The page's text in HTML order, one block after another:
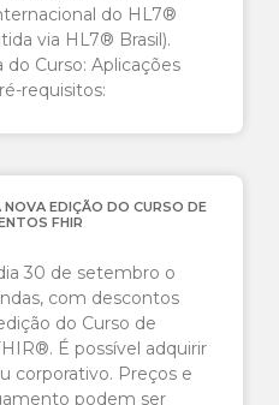
do HL7®
via HL7® Brasil).
Curso: Aplicações
requisitos:
NOVA EDIÇÃO DO CURSO DE
FHIR
30 de setembro o
com descontos
do Curso de
É possível adquirir
corporativo. Preços e
podem ser